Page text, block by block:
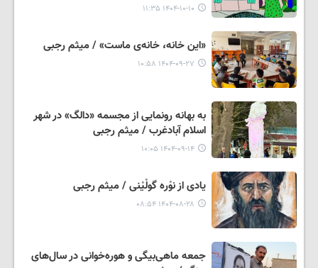
۱۴۰۴-۱۰-۱۰ ۱۱:۳۵
«این خانه، خانه‌ی ماست» / میثم رجبی
۱۴۰۴-۰۹-۲۷ ۱۰:۵۸
به بهانه رونمایی از مجسمه «دالگ» در شهر
اسلام آبادغرب / میثم رجبی
۱۴۰۴-۰۹-۱۴ ۱۰:۰۵
یادی از نوْره گولْیْنی / میثم رجبی
۱۴۰۴-۰۸-۲۸ ۰۸:۵۴
جمعه ماهی‌بیگی و هوره‌خوانی در سال‌های